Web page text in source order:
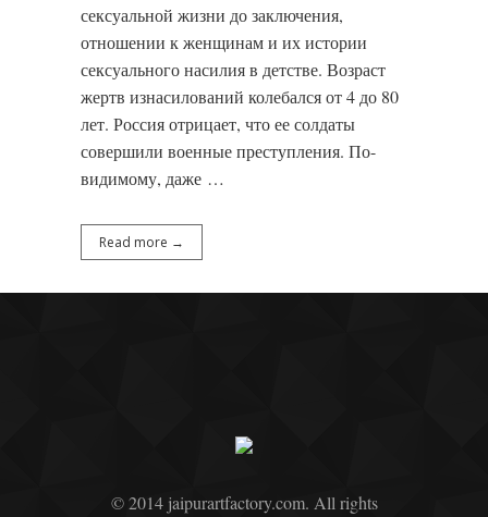
сексуальной жизни до заключения,
отношении к женщинам и их истории
сексуального насилия в детстве. Возраст
жертв изнасилований колебался от 4 до 80
лет. Россия отрицает, что ее солдаты
совершили военные преступления. По-
видимому, даже …
Read more →
© 2014 jaipurartfactory.com. All rights